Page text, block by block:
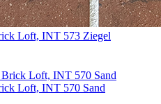
Loft, INT 573 Ziegel
Loft, INT 570 Sand